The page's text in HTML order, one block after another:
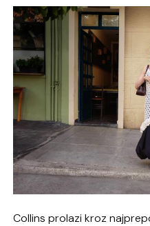
Collins prolazi kroz